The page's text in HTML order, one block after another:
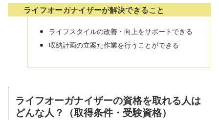
ライフオーガナイザーが解決できること
ライフスタイルの改善・向上をサポートできる
収納計画の立案た作業を行うことができる
ライフオーガナイザーの資格を取れる人は
どんな人？（取得条件・受験資格）